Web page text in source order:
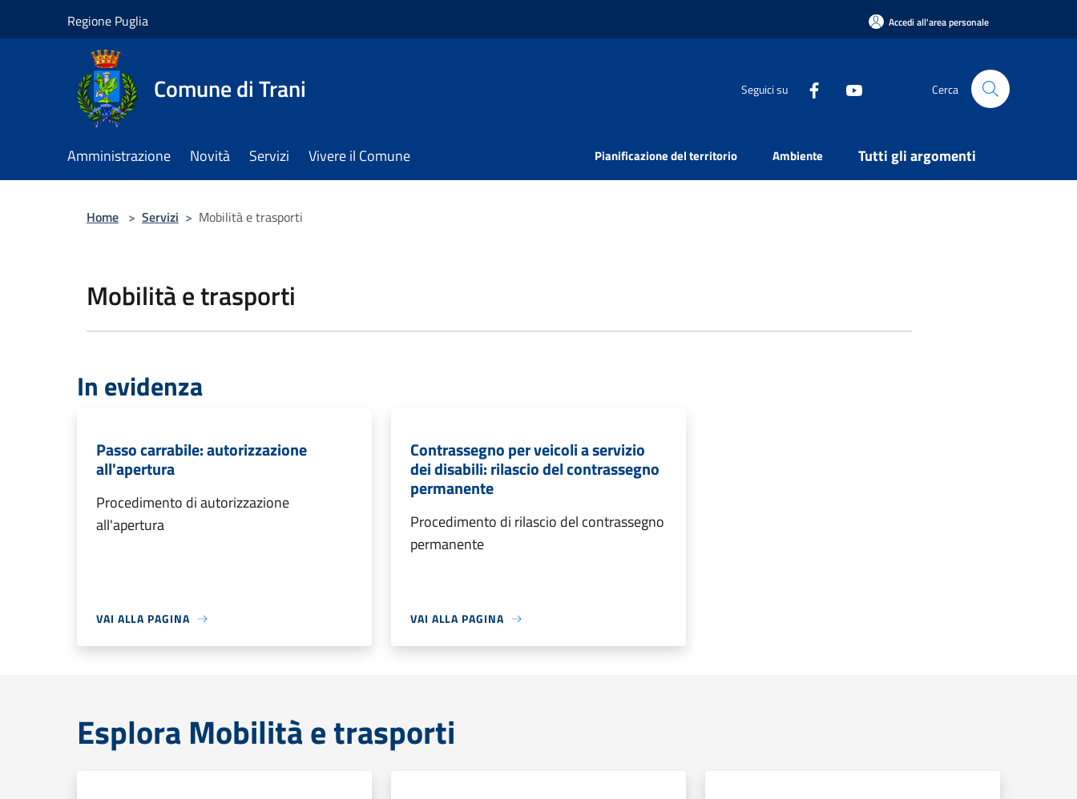
Regione Puglia Accedi all'area personale
Comune di Trani Seguici su Cerca
Amministrazione Novità Servizi Vivere il Comune Pianificazione del territorio Ambiente Tutti gli argomenti
Home > Servizi > Mobilità e trasporti
Mobilità e trasporti
In evidenza
Passo carrabile: autorizzazione
all'apertura
Procedimento di autorizzazione
all'apertura
VAI ALLA PAGINA
Contrassegno per veicoli a servizio
dei disabili: rilascio del contrassegno
permanente
Procedimento di rilascio del contrassegno
permanente
VAI ALLA PAGINA
Esplora Mobilità e trasporti